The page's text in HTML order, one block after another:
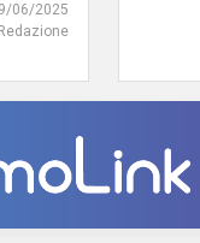
06/2025